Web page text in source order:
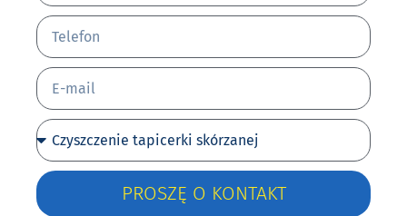
PROSZĘ O KONTAKT